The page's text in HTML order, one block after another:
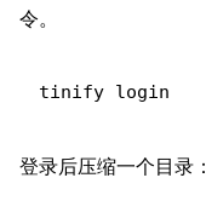
令。
登录后压缩一个目录：